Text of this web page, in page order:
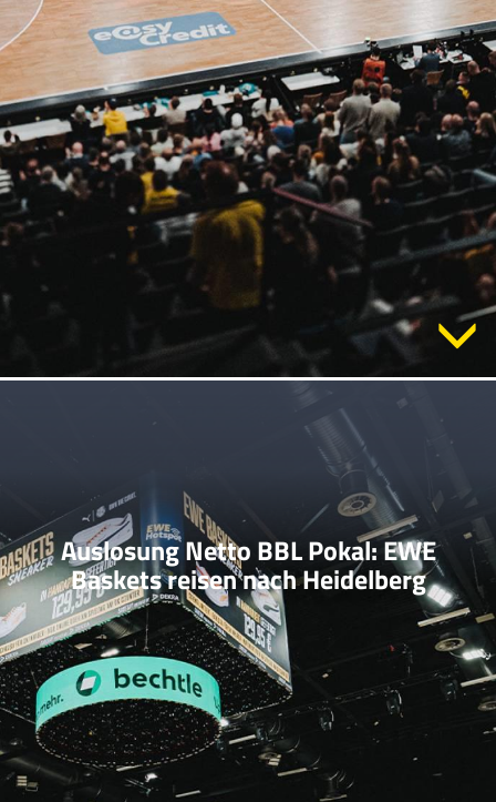
Auslosung Netto BBL Pokal: EWE
Baskets reisen nach Heidelberg